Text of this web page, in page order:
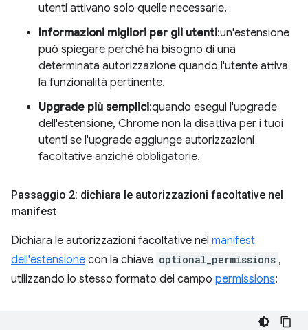
utenti attivano solo quelle necessarie.
Informazioni migliori per gli utenti:un'estensione
può spiegare perché ha bisogno di una
determinata autorizzazione quando l'utente attiva
la funzionalità pertinente.
Upgrade più semplici:quando esegui l'upgrade
dell'estensione, Chrome non la disattiva per i tuoi
utenti se l'upgrade aggiunge autorizzazioni
facoltative anziché obbligatorie.
Passaggio 2: dichiara le autorizzazioni facoltative nel
manifest
Dichiara le autorizzazioni facoltative nel manifest
dell'estensione con la chiave optional_permissions ,
utilizzando lo stesso formato del campo permissions: